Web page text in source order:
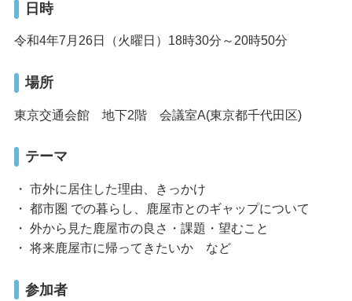
日時
令和4年7月26日（火曜日）18時30分～20時50分
場所
東京交通会館 地下2階 会議室A(東京都千代田区)
テーマ
・ 市外に居住した理由、きっかけ
・ 都市圏 での暮らし、鹿屋市とのギャップについて
・ 外から見た鹿屋市の良さ・課題・望むこと
・ 将来鹿屋市に帰ってきたいか など
参加者